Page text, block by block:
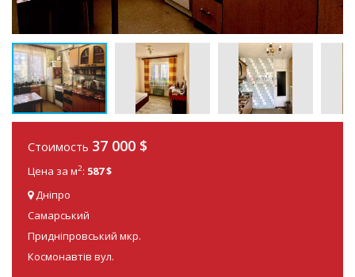
Стоимость 37 000 $
Цена за м2: 587 $
Дніпро
Самарський
Придніпровський мкр.
Космонавтів вул.